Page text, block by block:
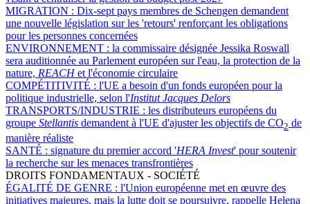
MIGRATION : Dix-sept pays membres de Schengen demandent
une nouvelle législation sur les 'retours' renforçant les obligations
pour les personnes concernées
ENVIRONNEMENT : la commissaire désignée Jessika Roswall
sera auditionnée au Parlement européen sur l'eau, la protection de la
nature, REACHet l'économie circulaire
COMPÉTITIVITÉ : l'UE a besoin d'un fonds européen pour la
politique industrielle, selon l'Institut Jacques Delors
TRANSPORTS/INDUSTRIE : les distributeurs européens du
groupe Stellantis demandent à l'UE d'ajuster les objectifs de CO2 de
manière réaliste
SANTÉ : signature du premier accord 'HERA Invest' pour soutenir
la recherche sur les menaces transfrontières
DROITS FONDAMENTAUX - SOCIÉTÉ
ÉGALITÉ DE GENRE : l'Union européenne met en œuvre des
initiatives majeures, mais la lutte doit se poursuivre, rappelle Helena